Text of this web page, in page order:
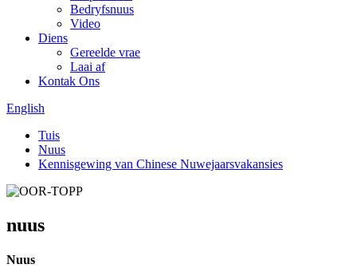
Bedryfsnuus
Video
Diens
Gereelde vrae
Laai af
Kontak Ons
English
Tuis
Nuus
Kennisgewing van Chinese Nuwejaarsvakansies
nuus
Nuus